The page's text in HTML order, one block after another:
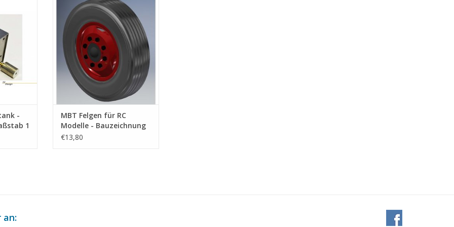
-
1
ZUM WARENKORB HINZUFÜGEN
MBT Felgen für RC
Modelle - Bauzeichnung
Maßstab 1 : XX
€13,80
an: